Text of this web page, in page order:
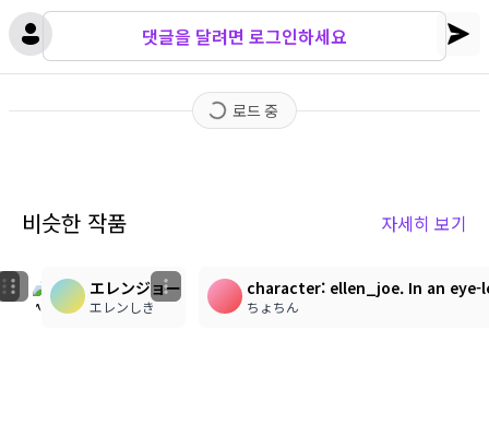
댓글을 달려면 로그인하세요
로드 중
비슷한 작품 자세히 보기
Ellen joe new LoRa test
kyou-chan ♡
character: ellen_joe, A close-up anime illustration
まく
エレンジョー
エレンしき
character: ellen_joe. In an
ちょちん